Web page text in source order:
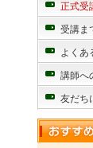
正式受
受講ま
よくあ
講師へ
友だち